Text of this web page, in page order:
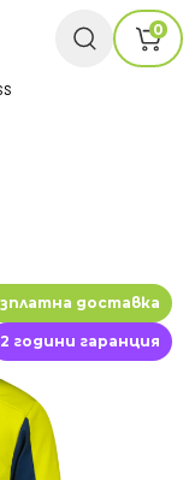
0
доставка
2 години гаранция